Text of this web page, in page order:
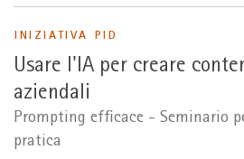
INIZIATIVA PID
Usare l'IA per creare
aziendali
Prompting efficace - Seminario
pratica